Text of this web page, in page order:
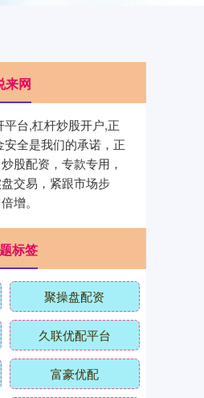
来网
台,杠杆炒股开户,正
全是我们的承诺，正
股配资，专款专用，
交易，紧跟市场步
增。
标签
聚操盘配资
久联优配平台
富豪优配